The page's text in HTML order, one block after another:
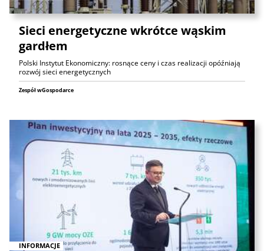
Sieci energetyczne wkrótce wąskim
gardłem
Polski Instytut Ekonomiczny: rosnące ceny i czas realizacji opóźniają
rozwój sieci energetycznych
Zespół wGospodarce
INFORMACJE